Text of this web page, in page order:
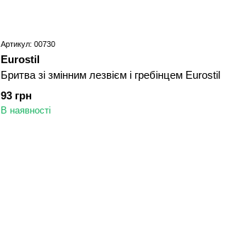
Артикул: 00730
Eurostil
Бритва зі змінним лезвієм і гребінцем Eurostil
93 грн
В наявності